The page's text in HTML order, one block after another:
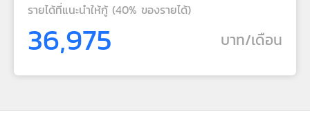
รายได้ที่แนะนำให้กู้ (40% ของรายได้)
36,975 บาท/เดือน